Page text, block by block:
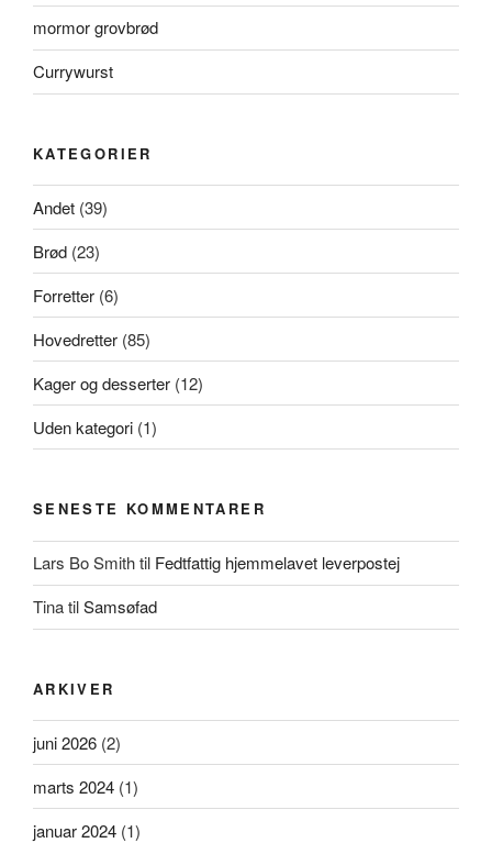
mormor grovbrød
Currywurst
KATEGORIER
Andet (39)
Brød (23)
Forretter (6)
Hovedretter (85)
Kager og desserter (12)
Uden kategori (1)
SENESTE KOMMENTARER
Lars Bo Smithtil Fedtfattig hjemmelavet leverpostej
TinatilSamsøfad
ARKIVER
juni 2026 (2)
marts 2024 (1)
januar 2024 (1)